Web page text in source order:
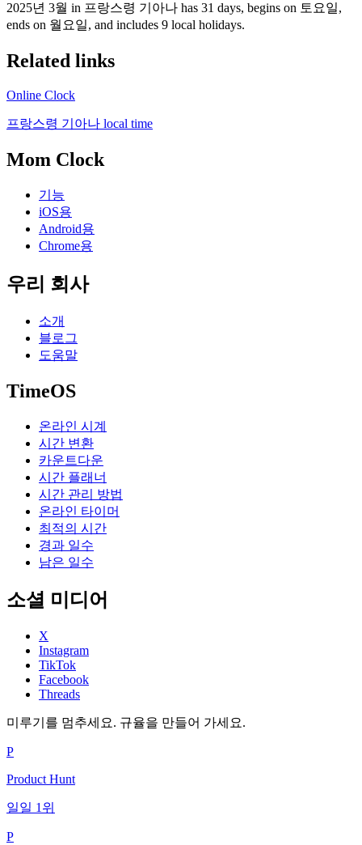
2025년 3월 in 프랑스령 기아나 has 31 days, begins on 토요일,
ends on 월요일, and includes 9 local holidays.
Related links
Online Clock
프랑스령 기아나 local time
Mom Clock
기능
iOS용
Android용
Chrome용
우리 회사
소개
블로그
도움말
TimeOS
온라인 시계
시간 변환
카운트다운
시간 플래너
시간 관리 방법
온라인 타이머
최적의 시간
경과 일수
남은 일수
소셜 미디어
X
Instagram
TikTok
Facebook
Threads
미루기를 멈추세요. 규율을 만들어 가세요.
P
Product Hunt
일일 1위
P